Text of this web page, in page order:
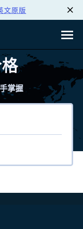
文原版
掌握